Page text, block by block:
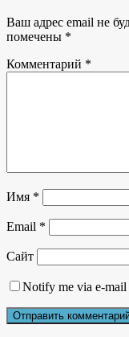
Ваш адрес email не
помечены *
Комментарий *
Имя *
Email *
Сайт
Notify me via e-mail